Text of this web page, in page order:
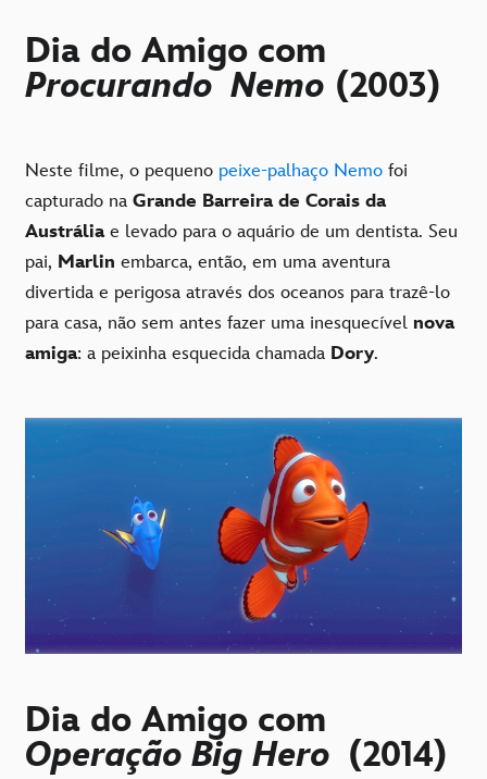
Dia do Amigo com
Procurando Nemo (2003)
Neste filme, o pequeno peixe-palhaço Nemo foi
capturado na Grande Barreira de Corais da
Austráliae levado para o aquário de um dentista. Seu
pai, Marlin embarca, então, em uma aventura
divertida e perigosa através dos oceanos para trazê-lo
para casa, não sem antes fazer uma inesquecível nova
amiga: a peixinha esquecida chamada Dory.
Dia do Amigo com
Operação Big Hero (2014)